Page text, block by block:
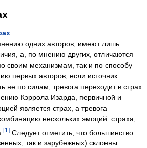
одних авторов, имеют лишь
а, по мнению других, отличаются
своим механизмам, так и по способу
первых авторов, если источник
не по силам, тревога переходит в страх.
Кэррола Изарда, первичной и
является страх, а тревога
нескольких эмоций: страха,
[1] Следует отметить, что большинство
так и зарубежных) склонны